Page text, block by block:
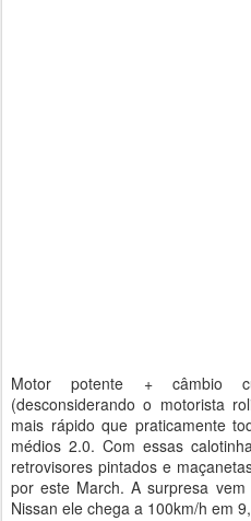
Motor potente + câmbio
(desconsiderando o motorista
mais rápido que praticamente
médios 2.0. Com essas
retrovisores pintados e
por este March. A surpresa
Nissan ele chega a 100km/h em